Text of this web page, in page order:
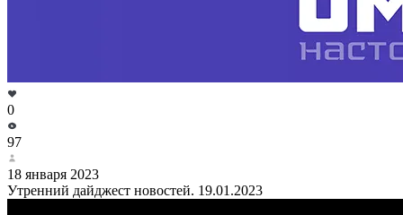
0
97
18 января 2023
Утренний дайджест новостей. 19.01.2023